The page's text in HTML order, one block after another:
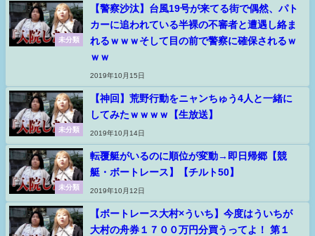
未分類
【警察沙汰】台風19号が来てる街で偶然、パト
カーに追われている半裸の不審者と遭遇し絡ま
れるｗｗｗそして目の前で警察に確保されるｗ
ｗｗ
2019年10月15日
未分類
【神回】荒野行動をニャンちゅう4人と一緒に
してみたｗｗｗｗ【生放送】
2019年10月14日
未分類
転覆艇がいるのに順位が変動→即日帰郷【競
艇・ボートレース】【チルト50】
2019年10月12日
【ボートレース大村×ういち】今度はういちが
大村の舟券１７００万円分買うってよ！ 第１